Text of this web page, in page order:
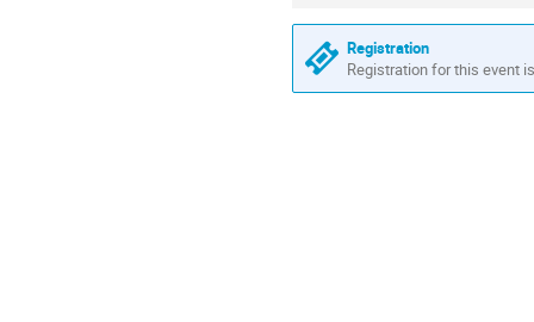
Registration
Registration for this event